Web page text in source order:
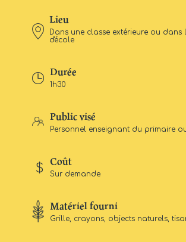
Lieu
Dans une classe extérieure ou dans
d'école
Durée
1h30
Public visé
Personnel enseignant du primaire
Coût
Sur demande
Matériel fourni
Grille, crayons, objects naturels,